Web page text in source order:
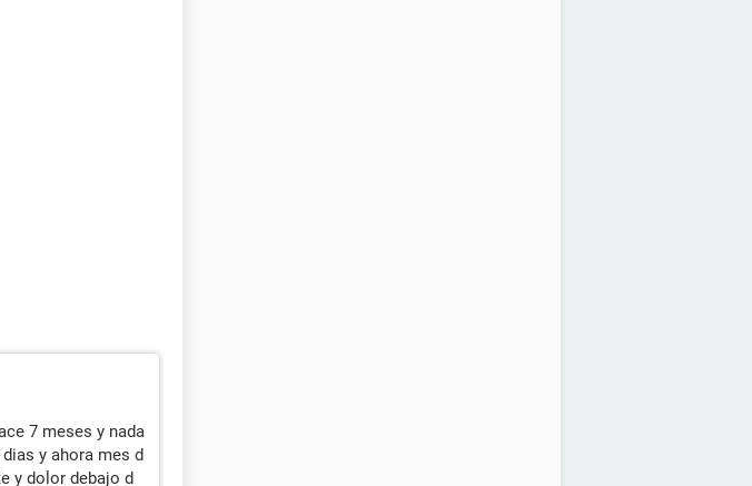
7 meses y nada
y ahora mes d
y dolor debajo d